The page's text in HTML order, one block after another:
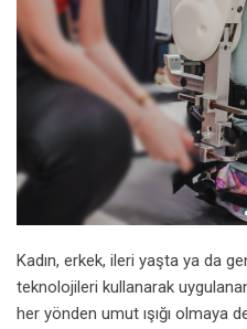
Kadın, erkek, ileri yaşta ya da
teknolojileri kullanarak
her yönden umut ışığı olmaya